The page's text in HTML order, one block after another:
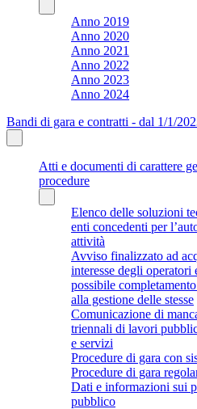
Anno 2019
Anno 2020
Anno 2021
Anno 2022
Anno 2023
Anno 2024
Bandi di gara e contratti - dal 1/1/
Atti e documenti di carattere
procedure
Elenco delle soluzioni
enti concedenti per
attività
Avviso finalizzato ad
interesse degli
possibile
alla gestione delle stesse
Comunicazione di
triennali di lavori
e servizi
Procedure di gara con
Procedure di gara
Dati e informazioni sui
pubblico